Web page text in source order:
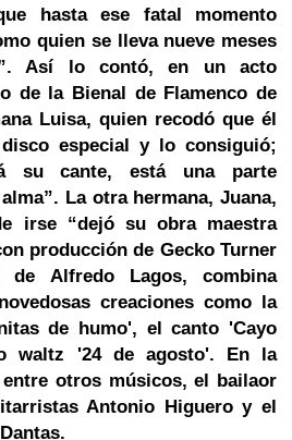
hasta ese fatal momento
quien se lleva nueve meses
Así lo contó, en un acto
de la Bienal de Flamenco de
Luisa, quien recodó que él
especial y lo consiguió;
su cante, está una parte
La otra hermana, Juana,
irse “dejó su obra maestra
producción de Gecko Turner
de Alfredo Lagos, combina
creaciones como la
de humo', el canto 'Cayo
waltz '24 de agosto'. En la
otros músicos, el bailaor
Antonio Higuero y el